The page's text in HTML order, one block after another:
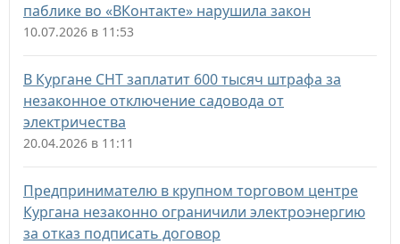
паблике во «ВКонтакте» нарушила закон
10.07.2026 в 11:53
В Кургане СНТ заплатит 600 тысяч штрафа за
незаконное отключение садовода от
электричества
20.04.2026 в 11:11
Предпринимателю в крупном торговом центре
Кургана незаконно ограничили электроэнергию
за отказ подписать договор